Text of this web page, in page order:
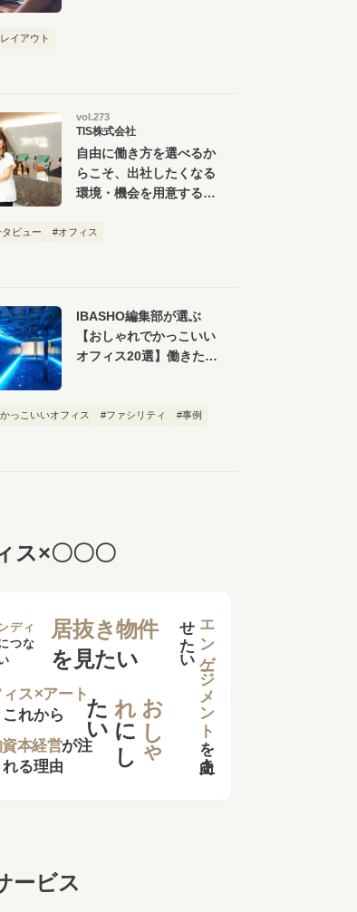
イアウト
vol.273
TIS株式会社
自由に働き方を選べるか
らこそ、出社したくなる
環境・機会を用意する。
ツアー
ビュー #オフィス
IBASHO編集部が選ぶ
【おしゃれでかっこいい
オフィス20選】働きたく
っこいいオフィス #ファシリティ
#事例
ス×〇〇〇
ディ
つな
居抜き物件
を見たい
ス×アート
れから
資本経営が注
れる理由
お
し
ゃ
れ
に
し
た
い エンゲージメント
を
向上さ
せ
た
い
ービス